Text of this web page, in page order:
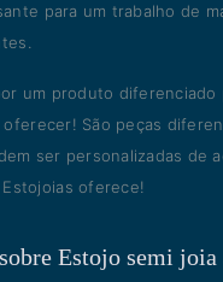
para um trabalho de
um produto
São peças
ser personalizadas
oferece!
Estojo semi joia